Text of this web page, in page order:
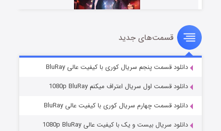
سریال زشت
قسمت۵ (زیرنویس) منتشر شد
قسمت‌های جدید
دانلود قسمت پنجم سریال کوری با کیفیت عالی BluRay
دانلود قسمت اول سریال اعتراف میکنم 1080p BluRay
دانلود قسمت چهارم سریال کوری با کیفیت عالی BluRay
دانلود سریال بیست و یک با کیفیت عالی 1080p BluRay